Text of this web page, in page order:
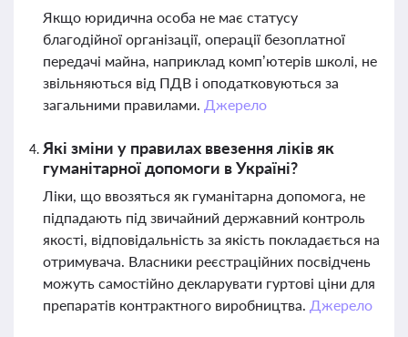
Якщо юридична особа не має статусу
благодійної організації, операції безоплатної
передачі майна, наприклад комп’ютерів школі, не
звільняються від ПДВ і оподатковуються за
загальними правилами. Джерело
Які зміни у правилах ввезення ліків як
гуманітарної допомоги в Україні?
Ліки, що ввозяться як гуманітарна допомога, не
підпадають під звичайний державний контроль
якості, відповідальність за якість покладається на
отримувача. Власники реєстраційних посвідчень
можуть самостійно декларувати гуртові ціни для
препаратів контрактного виробництва. Джерело